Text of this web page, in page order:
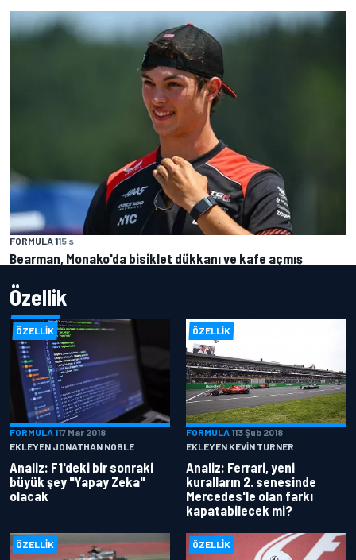
FORMULA 115 s
Bearman, Monako'da bisiklet dükkanı ve kafe açmış
Özellik
ÖZELLIK
FORMULA 117 Mar 2018
EKLEYEN JONATHAN NOBLE
Analiz: F1'deki bir sonraki
büyük şey "Yapay Zeka"
olacak
ÖZELLIK
FORMULA 113 Şub 2018
EKLEYEN KEVIN TURNER
Analiz: Ferrari, yeni
kuralların 2. senesinde
Mercedes'le olan farkı
kapatabilecek mi?
ÖZELLIK ÖZELLIK